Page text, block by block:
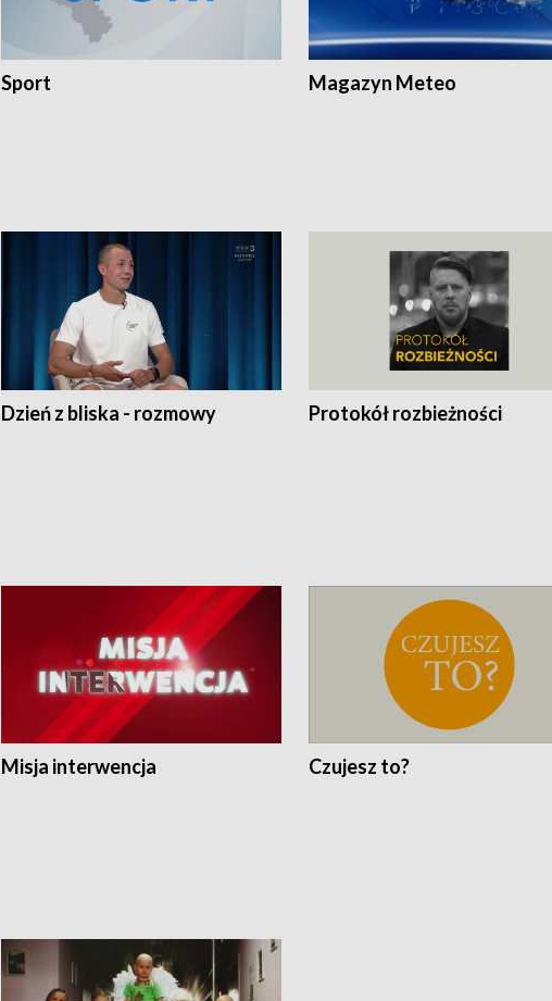
Sport Magazyn Meteo
Dzień z bliska - rozmowy Protokół rozbieżności
Misja interwencja Czujesz to?